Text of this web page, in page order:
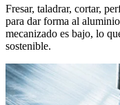
Fresar, taladrar, cortar,
para dar forma al
mecanizado es bajo, lo
sostenible.